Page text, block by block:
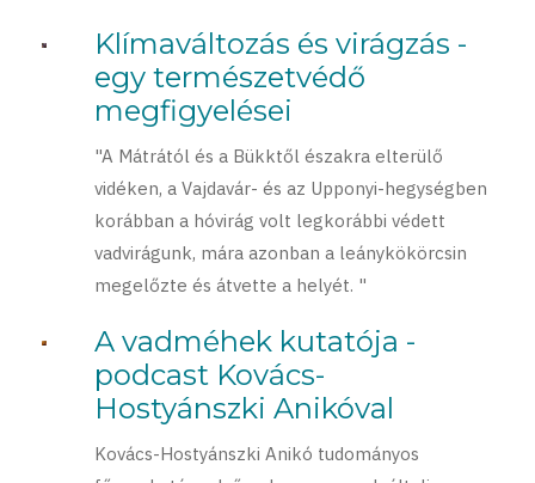
Klímaváltozás és virágzás -
egy természetvédő
megfigyelései
"A Mátrától és a Bükktől északra elterülő
vidéken, a Vajdavár- és az Upponyi-hegységben
korábban a hóvirág volt legkorábbi védett
vadvirágunk, mára azonban a leánykökörcsin
megelőzte és átvette a helyét. "
A vadméhek kutatója -
podcast Kovács-
Hostyánszki Anikóval
Kovács-Hostyánszki Anikó tudományos